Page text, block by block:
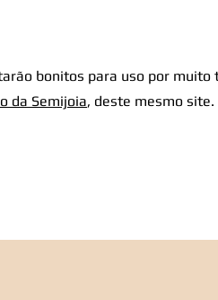
bonitos para uso por muito
da Semijoia, deste mesmo site.